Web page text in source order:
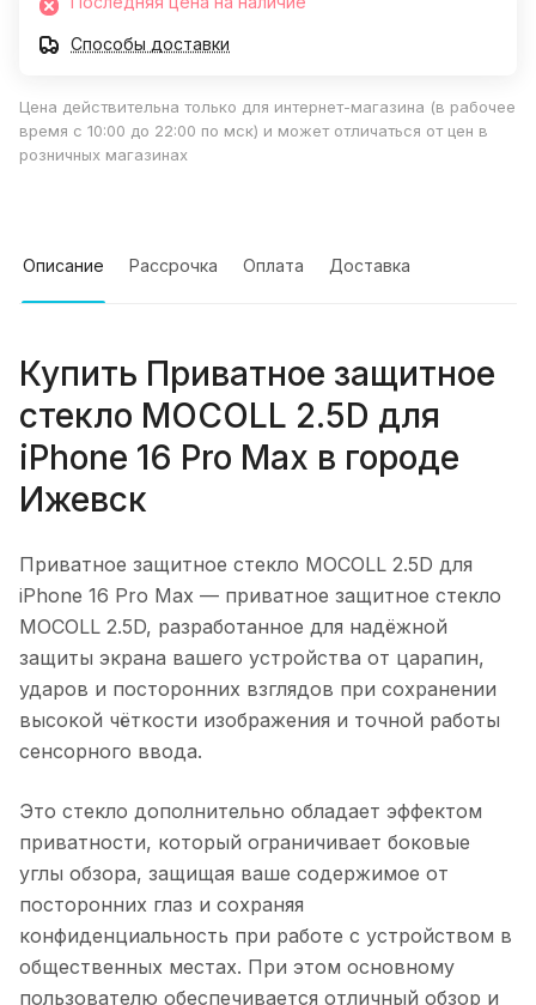
Способы доставки
Цена действительна только для интернет-магазина (в рабочее
время с 10:00 до 22:00 по мск) и может отличаться от цен в
розничных магазинах
Описание Рассрочка Оплата Доставка
Купить Приватное защитное
стекло MOCOLL 2.5D для
iPhone 16 Pro Max в городе
Ижевск
Приватное защитное стекло MOCOLL 2.5D для
iPhone 16 Pro Max — приватное защитное стекло
MOCOLL 2.5D, разработанное для надёжной
защиты экрана вашего устройства от царапин,
ударов и посторонних взглядов при сохранении
высокой чёткости изображения и точной работы
сенсорного ввода.
Это стекло дополнительно обладает эффектом
приватности, который ограничивает боковые
углы обзора, защищая ваше содержимое от
посторонних глаз и сохраняя
конфиденциальность при работе с устройством в
общественных местах. При этом основному
пользователю обеспечивается отличный обзор и